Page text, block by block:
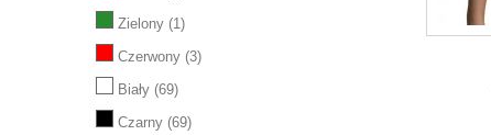
Zielony (1)
Czerwony (3)
Biały (69)
Czarny (69)